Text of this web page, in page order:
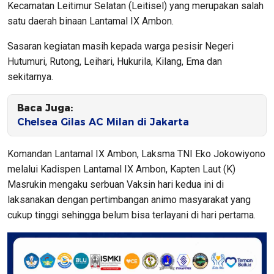
Kecamatan Leitimur Selatan (Leitisel) yang merupakan salah
satu daerah binaan Lantamal IX Ambon.
Sasaran kegiatan masih kepada warga pesisir Negeri
Hutumuri, Rutong, Leihari, Hukurila, Kilang, Ema dan
sekitarnya.
Baca Juga:
Chelsea Gilas AC Milan di Jakarta
Komandan Lantamal IX Ambon, Laksma TNI Eko Jokowiyono
melalui Kadispen Lantamal IX Ambon, Kapten Laut (K)
Masrukin mengaku serbuan Vaksin hari kedua ini di
laksanakan dengan pertimbangan animo masyarakat yang
cukup tinggi sehingga belum bisa terlayani di hari pertama.